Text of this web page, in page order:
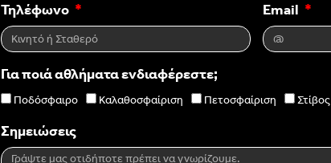
Τηλέφωνο Email
Για ποιά αθλήματα ενδιαφέρεστε;
Ποδόσφαιρο Καλαθοσφαίριση Πετοσφαίριση Στίβος
Σημειώσεις